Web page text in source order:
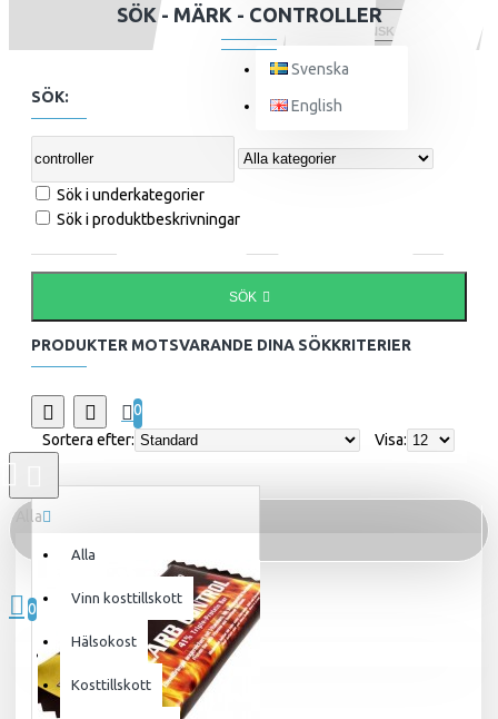
SVENSKA
Svenska
English
Alla
Alla
Vinn kosttillskott
Hälsokost
Kosttillskott
0 produkt(er) - 0kr
0
Din varukorg är tom!
SÖK - MÄRK - CONTROLLER
SÖK:
Sök i underkategorier
Sök i produktbeskrivningar
SÖK
PRODUKTER MOTSVARANDE DINA SÖKKRITERIER
0
Sortera efter:
Visa: